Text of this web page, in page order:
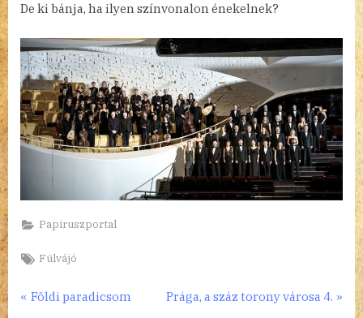
De ki bánja, ha ilyen színvonalon énekelnek?
Papiruszportal
Tags:
Fülvájó
Bejegyzés
P
Földi paradicsom
N
Prága, a száz torony városa 4.